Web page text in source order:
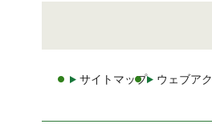
サイトマップ ウェブア